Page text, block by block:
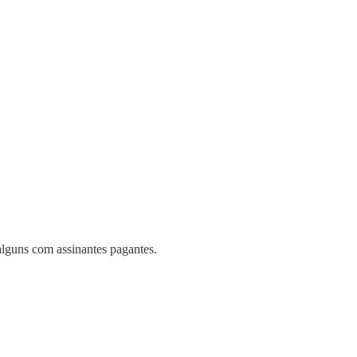
com assinantes pagantes.